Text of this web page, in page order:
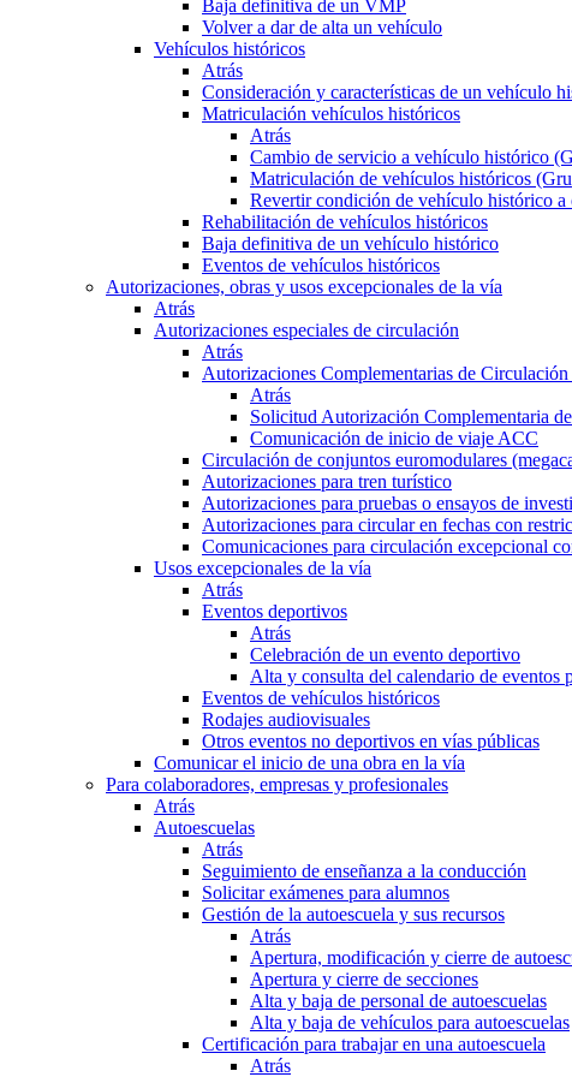
Baja definitiva de un VMP
Volver a dar de alta un vehículo
Vehículos históricos
Atrás
Consideración y características de un vehículo
Matriculación vehículos históricos
Atrás
Cambio de servicio a vehículo histórico
Matriculación de vehículos históricos
Revertir condición de vehículo histórico a
Rehabilitación de vehículos históricos
Baja definitiva de un vehículo histórico
Eventos de vehículos históricos
Autorizaciones, obras y usos excepcionales de la vía
Atrás
Autorizaciones especiales de circulación
Atrás
Autorizaciones Complementarias de Circulación
Atrás
Solicitud Autorización Complementaria
Comunicación de inicio de viaje ACC
Circulación de conjuntos euromodulares
Autorizaciones para tren turístico
Autorizaciones para pruebas o ensayos de
Autorizaciones para circular en fechas con
Comunicaciones para circulación excepcional
Usos excepcionales de la vía
Atrás
Eventos deportivos
Atrás
Celebración de un evento deportivo
Alta y consulta del calendario de eventos
Eventos de vehículos históricos
Rodajes audiovisuales
Otros eventos no deportivos en vías públicas
Comunicar el inicio de una obra en la vía
Para colaboradores, empresas y profesionales
Atrás
Autoescuelas
Atrás
Seguimiento de enseñanza a la conducción
Solicitar exámenes para alumnos
Gestión de la autoescuela y sus recursos
Atrás
Apertura, modificación y cierre de
Apertura y cierre de secciones
Alta y baja de personal de autoescuelas
Alta y baja de vehículos para autoescuelas
Certificación para trabajar en una autoescuela
Atrás